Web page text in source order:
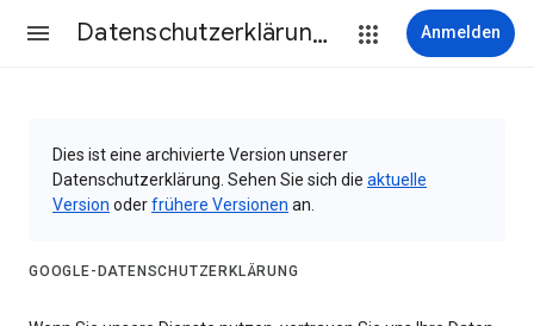
Datenschutzerklärung & Nutzungsbedingungen Anmelden
Dies ist eine archivierte Version unserer
Datenschutzerklärung. Sehen Sie sich die aktuelle
Version oderfrühere Versionen an.
GOOGLE-DATENSCHUTZERKLÄRUNG